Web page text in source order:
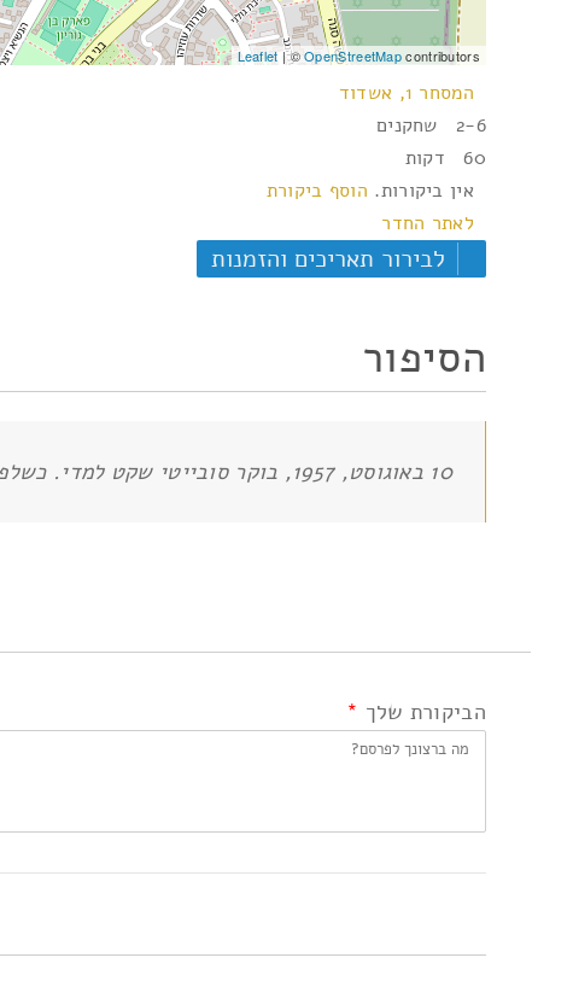
Leaflet| ©OpenStreetMapcontributors
המסחר 1, אשדוד
2-6 שחקנים
60 דקות
אין ביקורות. הוסף ביקורת
לאתר החדר
לבירור תאריכים והזמנות
הסיפור
10 באוגוסט, 1957, בוקר סובייטי שקט למדי. כשלפתע רכב שחור חונה בחצר ביתך… ק.ג.ב, כלא… נותרה שעה בלבד.
הביקורת שלך *